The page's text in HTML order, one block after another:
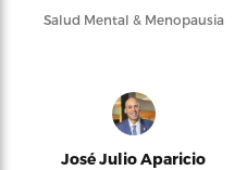
Salud Mental & Menopausia
José Julio Aparicio